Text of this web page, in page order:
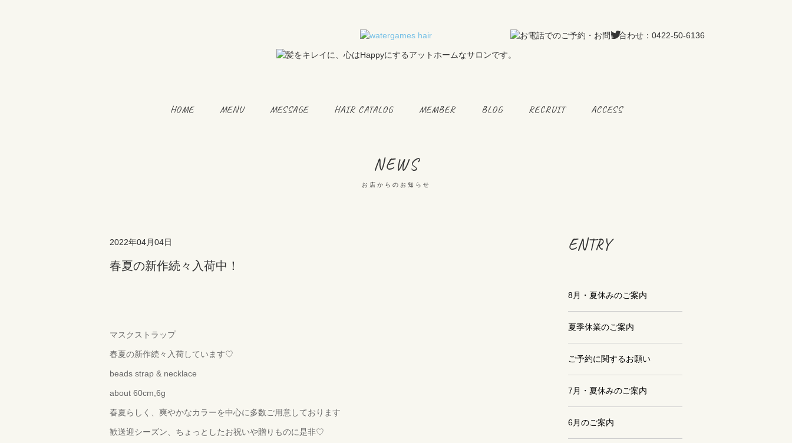
HOME MENU MESSAGE HAIR CATALOG MEMBER BLOG RECRUIT ACCESS
NEWS
お店からのお知らせ
2022年04月04日
春夏の新作続々入荷中！
マスクストラップ
春夏の新作続々入荷しています♡
beads strap & necklace
about 60cm,6g
春夏らしく、爽やかなカラーを中心に多数ご用意しております
歓送迎シーズン、ちょっとしたお祝いや贈りものに是非♡
ENTRY
8月・夏休みのご案内
夏季休業のご案内
ご予約に関するお願い
7月・夏休みのご案内
6月のご案内